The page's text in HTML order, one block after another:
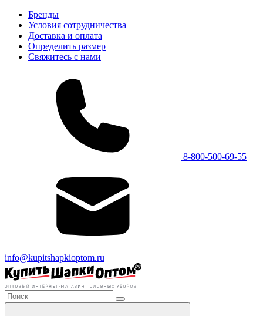
Бренды
Условия сотрудничества
Доставка и оплата
Определить размер
Свяжитесь с нами
8-800-500-69-55
info@kupitshapkioptom.ru